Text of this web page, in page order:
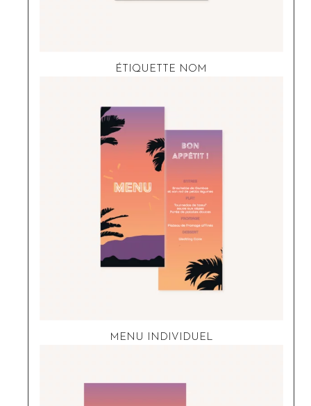
ÉTIQUETTE NOM
MENU INDIVIDUEL